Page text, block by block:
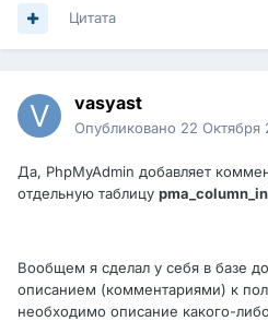
Цитата
vasyast
Опубликовано 22 Октября
Да, PhpMyAdmin добавляет
отдельную таблицу
Вообщем я сделал у себя в базе
описанием (комментариями) к
необходимо описание какого-